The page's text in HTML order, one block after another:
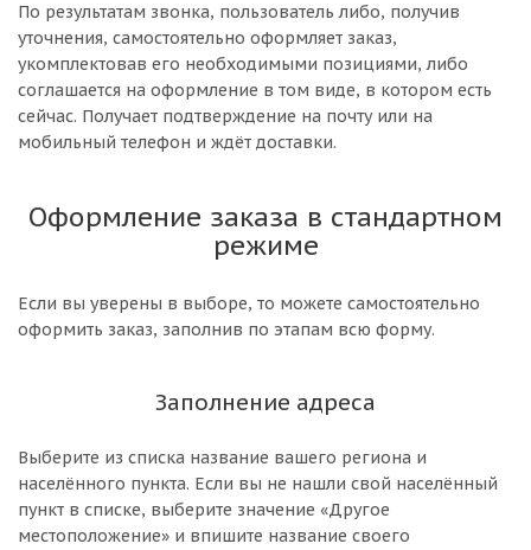
По результатам звонка, пользователь либо, получив
уточнения, самостоятельно оформляет заказ,
укомплектовав его необходимыми позициями, либо
соглашается на оформление в том виде, в котором есть
сейчас. Получает подтверждение на почту или на
мобильный телефон и ждёт доставки.
Оформление заказа в стандартном
режиме
Если вы уверены в выборе, то можете самостоятельно
оформить заказ, заполнив по этапам всю форму.
Заполнение адреса
Выберите из списка название вашего региона и
населённого пункта. Если вы не нашли свой населённый
пункт в списке, выберите значение «Другое
местоположение» и впишите название своего